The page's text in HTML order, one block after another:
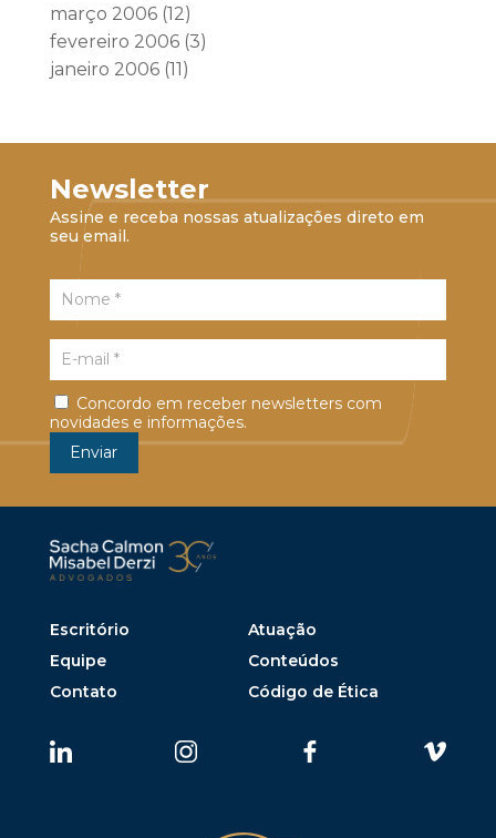
março 2006(12)
fevereiro 2006(3)
janeiro 2006(11)
Newsletter
Assine e receba nossas atualizações direto em
seu email.
Concordo em receber newsletters com
novidades e informações.
Escritório
Atuação
Equipe
Conteúdos
Contato
Código de Ética